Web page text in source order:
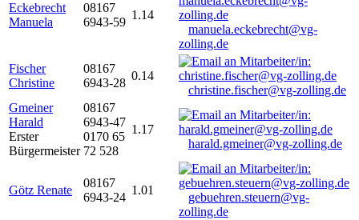
Eckebrecht
Manuela
08167
6943-59
1.14
manuela.eckebrecht@vg-
zolling.de
Fischer
Christine
08167
6943-28
0.14
christine.fischer@vg-zolling.de
Gmeiner
Harald
Erster
Bürgermeister
08167
6943-47
0170 65
72 528
1.17
harald.gmeiner@vg-zolling.de
Götz Renate
08167
6943-24
1.01
gebuehren.steuern@vg-
zolling.de